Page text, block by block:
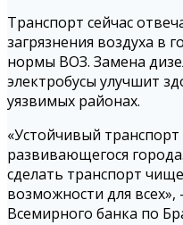
Транспорт сейчас
загрязнения воздуха
нормы ВОЗ. Замена
электробусы улучшит
уязвимых районах.
«Устойчивый
развивающегося
сделать транспорт
возможности для
Всемирного банка по